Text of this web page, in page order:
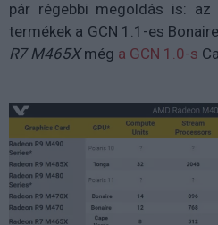
pár régebbi megoldás is: az
termékek a GCN 1.1-es
R7 M465Xmég a GCN 1.0-s